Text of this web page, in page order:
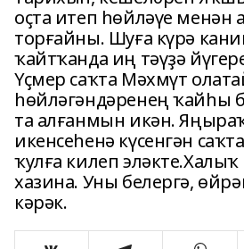
оҫта итеп һөйләүе менән
торғайны. Шуға күрә
ҡайтҡанда иң тәүҙә
Үҫмер саҡта Мәхмүт
һөйләгәндәренең ҡайһы
та алғанмын икән.
икенсеһенә күсенгән
ҡулға килеп
хазина. Уны белергә,
кәрәк.